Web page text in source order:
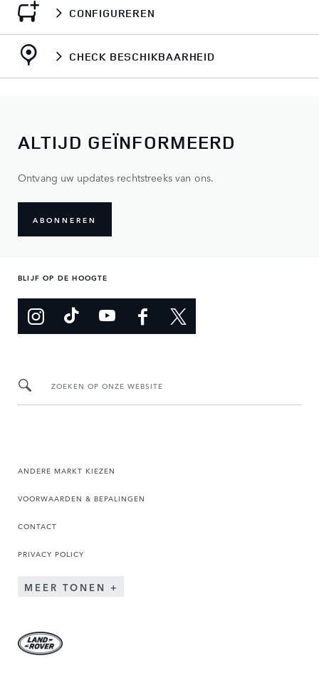
CONFIGUREREN
CHECK BESCHIKBAARHEID
ALTIJD GEÏNFORMEERD
Ontvang uw updates rechtstreeks van ons.
ABONNEREN
BLIJF OP DE HOOGTE
ZOEKEN OP ONZE WEBSITE
ANDERE MARKT KIEZEN
VOORWAARDEN & BEPALINGEN
CONTACT
PRIVACY POLICY
MEER TONEN